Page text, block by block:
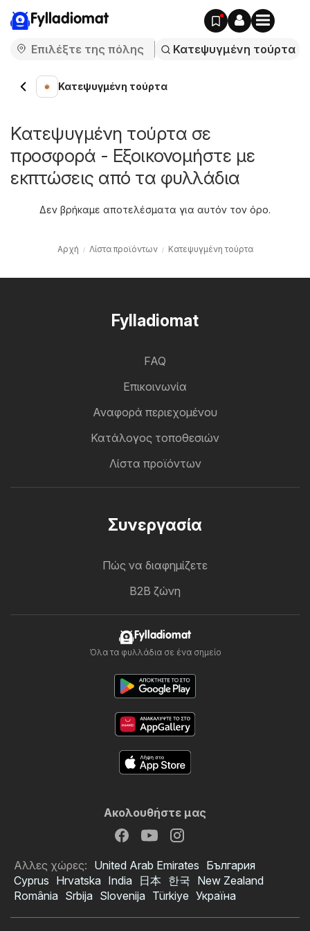
Fylladiomat
Κατεψυγμένη τούρτα
Κατεψυγμένη τούρτα σε
προσφορά - Εξοικονομήστε με
εκπτώσεις από τα φυλλάδια
Δεν βρήκαμε αποτελέσματα για αυτόν τον όρο.
Αρχή Λίστα προϊόντων Κατεψυγμένη τούρτα
Fylladiomat
FAQ
Επικοινωνία
Αναφορά περιεχομένου
Κατάλογος τοποθεσιών
Λίστα προϊόντων
Συνεργασία
Πώς να διαφημίζετε
B2B ζώνη
Fylladiomat
Όλα τα φυλλάδια σε ένα σημείο
Ακολουθήστε μας
Αλλες χώρες: United Arab Emirates България
Cyprus Hrvatska India 日本 한국 New Zealand
România Srbija Slovenija Türkiye Україна